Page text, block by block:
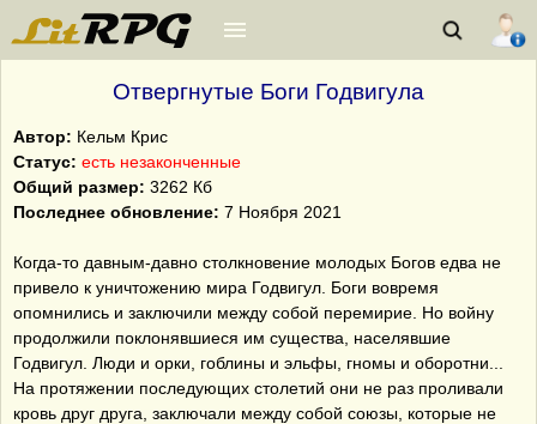
Отвергнутые Боги Годвигула
Автор: Кельм Крис
Статус: есть незаконченные
Общий размер: 3262 Кб
Последнее обновление: 7 Ноября 2021
Когда-то давным-давно столкновение молодых Богов едва не
привело к уничтожению мира Годвигул. Боги вовремя
опомнились и заключили между собой перемирие. Но войну
продолжили поклонявшиеся им существа, населявшие
Годвигул. Люди и орки, гоблины и эльфы, гномы и оборотни...
На протяжении последующих столетий они не раз проливали
кровь друг друга, заключали между собой союзы, которые не